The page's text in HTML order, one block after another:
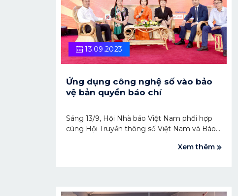
13.09.2023
Ứng dụng công nghệ số vào bảo
vệ bản quyền báo chí
Sáng 13/9, Hội Nhà báo Việt Nam phối hợp
cùng Hội Truyền thông số Việt Nam và Báo
vệ bản quyền báo chí trên môi trường số”
Xem thêm